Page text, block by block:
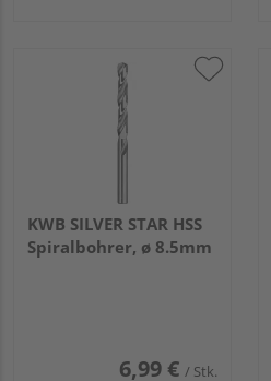
KWB SILVER STAR HSS
Spiralbohrer, ø 8.5mm
6,99 € / Stk.